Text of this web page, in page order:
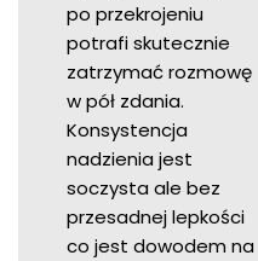
po przekrojeniu
potrafi skutecznie
zatrzymać rozmowę
w pół zdania.
Konsystencja
nadzienia jest
soczysta ale bez
przesadnej lepkości
co jest dowodem na